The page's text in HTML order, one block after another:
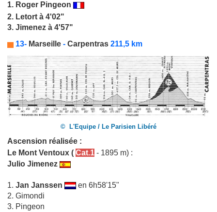
1. Roger Pingeon
2. Letort à 4'02"
3. Jimenez à 4'57"
13- Marseille - Carpentras 211,5 km
© L'Equipe / Le Parisien Libéré
Ascension réalisée :
Le Mont Ventoux ( Cat.1 - 1895 m) :
Julio Jimenez
1. Jan Janssen
en 6h58'15"
2. Gimondi
3. Pingeon